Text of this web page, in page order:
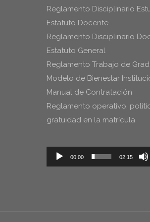
Reglamento Disciplinario
Estatuto Docente
Reglamento Disciplinario
Estatuto General
Reglamento Trabajo de
Modelo de Bienestar
Manual de Contratación
Reglamento operativo,
gratuidad en la matrícula
Reproductor
de
00:00 02:15